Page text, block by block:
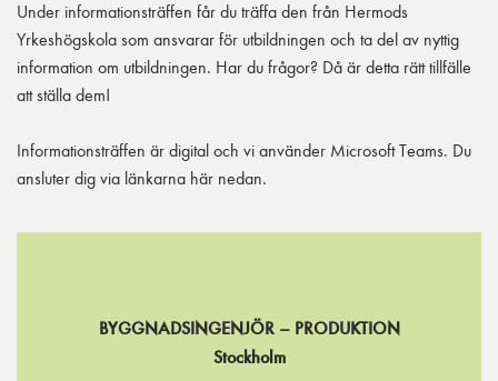
Under informationsträffen får du träffa den från Hermods
Yrkeshögskola som ansvarar för utbildningen och ta del av nyttig
information om utbildningen. Har du frågor? Då är detta rätt tillfälle
att ställa dem!
Informationsträffen är digital och vi använder Microsoft Teams. Du
ansluter dig via länkarna här nedan.
BYGGNADSINGENJÖR – PRODUKTION
Stockholm